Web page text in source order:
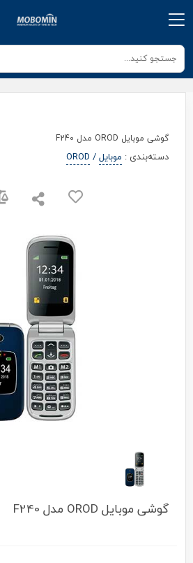
گوشی موبایل OROD مدل F240
دسته‌بندی : موبایل/
OROD
گوشی موبایل OROD مدل F240